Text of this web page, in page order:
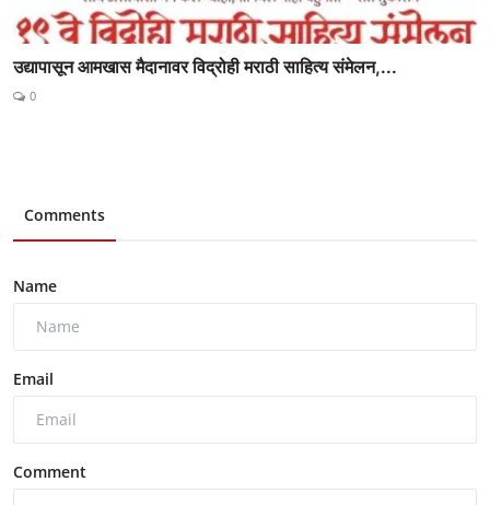
उद्यापासून आमखास मैदानावर विद्रोही मराठी साहित्य संमेलन,...
0
Comments
Name
Email
Comment